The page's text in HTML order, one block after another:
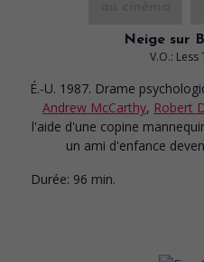
Neige sur
V.O.: Less
É.-U. 1987. Drame
Andrew McCarthy, Robert
l'aide d'une copine
un ami d'enfance
Durée: 96 min.